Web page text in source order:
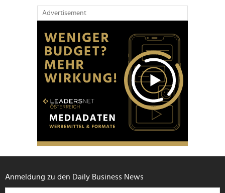
Advertisement
Anmeldung zu den Daily Business News